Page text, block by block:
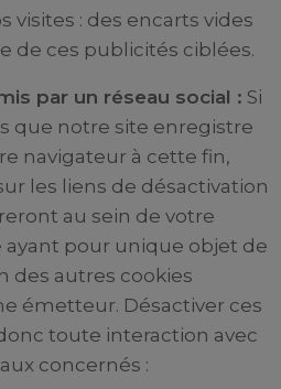
visites : des encarts vides
de ces publicités ciblées.
par un réseau social : Si
que notre site enregistre
navigateur à cette fin,
les liens de désactivation
au sein de votre
ayant pour unique objet de
des autres cookies
émetteur. Désactiver ces
toute interaction avec
concernés :